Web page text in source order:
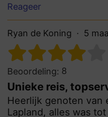
Reageer
Ryan de Koning 5
Beoordeling: 8
Unieke reis,
Heerlijk genoten van
Lapland, alles was